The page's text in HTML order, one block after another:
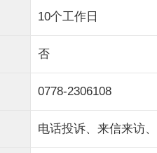
10个工作日
否
0778-2306108
电话投诉、来信来访